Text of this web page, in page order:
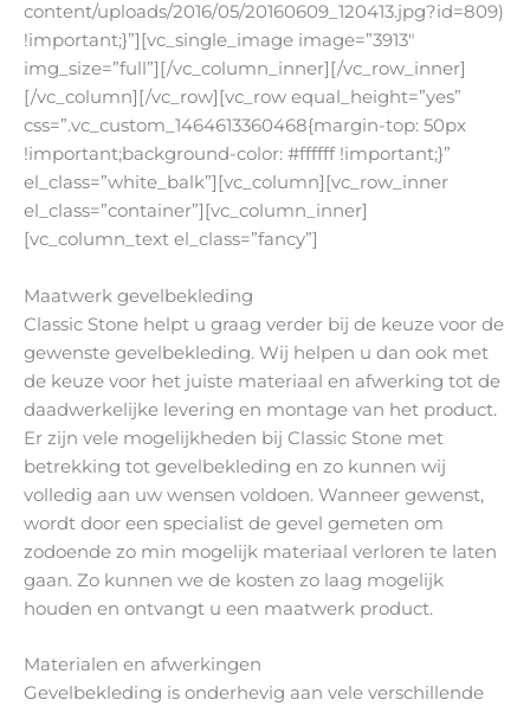
content/uploads/2016/05/20160609_120413.jpg?id=809)
!important;}”][vc_single_image image=”3913″
img_size=”full”][/vc_column_inner][/vc_row_inner]
[/vc_column][/vc_row][vc_row equal_height=”yes”
css=”.vc_custom_1464613360468{margin-top: 50px
!important;background-color: #ffffff !important;}”
el_class=”white_balk”][vc_column][vc_row_inner
el_class=”container”][vc_column_inner]
[vc_column_text el_class=”fancy”]
Maatwerk gevelbekleding
Classic Stone helpt u graag verder bij de keuze voor de
gewenste gevelbekleding. Wij helpen u dan ook met
de keuze voor het juiste materiaal en afwerking tot de
daadwerkelijke levering en montage van het product.
Er zijn vele mogelijkheden bij Classic Stone met
betrekking tot gevelbekleding en zo kunnen wij
volledig aan uw wensen voldoen. Wanneer gewenst,
wordt door een specialist de gevel gemeten om
zodoende zo min mogelijk materiaal verloren te laten
gaan. Zo kunnen we de kosten zo laag mogelijk
houden en ontvangt u een maatwerk product.
Materialen en afwerkingen
Gevelbekleding is onderhevig aan vele verschillende